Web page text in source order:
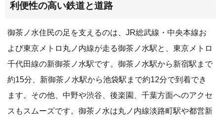
利便性の高い鉄道と道路
御茶ノ水住民の足を支えるのは、JR総武線・中央本線お
よび東京メトロ丸ノ内線が走る御茶ノ水駅と、東京メトロ
千代田線の新御茶ノ水駅です。御茶ノ水駅から新宿駅まで
約15分、新御茶ノ水駅から池袋駅まで約12分で到着でき
ます。その他、中野や渋谷、後楽園、千葉方面へのアクセ
スもスムーズです。御茶ノ水は丸ノ内線淡路町駅や都営新